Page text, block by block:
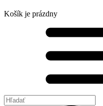
Košík je prázdny